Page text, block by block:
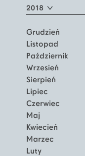
2018
Grudzień
Listopad
Październik
Wrzesień
Sierpień
Lipiec
Czerwiec
Maj
Kwiecień
Marzec
Luty